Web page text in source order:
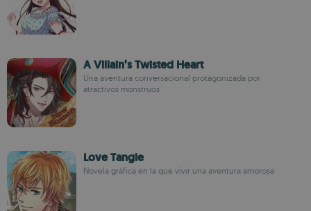
A Villain’s Twisted Heart
Una aventura conversacional protagonizada por
atractivos monstruos
Love Tangle
Novela gráfica en la que vivir una aventura amorosa